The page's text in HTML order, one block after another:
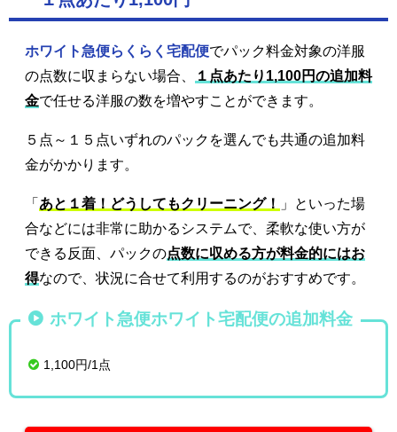
ホワイト急便らくらく宅配便でパック料金対象の洋服
の点数に収まらない場合、
１点あたり1,100円の追加料
金で任せる洋服の数を増やすことができます。
５点～１５点いずれのパックを選んでも共通の追加料
金がかかります。
「 あと１着！どうしてもクリーニング！
」といった場
合などには非常に助かるシステムで、柔軟な使い方が
できる反面、パックの点数に収める方が料金的にはお
得なので、状況に合せて利用するのがおすすめです。
ホワイト急便ホワイト宅配便の追加料金
1,100円/1点